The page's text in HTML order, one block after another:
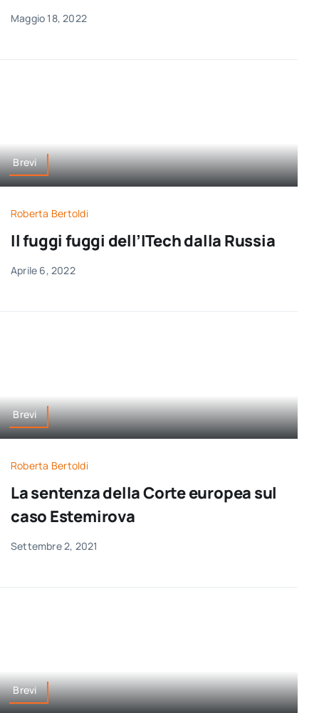
Maggio 18, 2022
Brevi
Roberta Bertoldi
Il fuggi fuggi dell’ITech dalla Russia
Aprile 6, 2022
Brevi
Roberta Bertoldi
La sentenza della Corte europea sul
caso Estemirova
Settembre 2, 2021
Brevi